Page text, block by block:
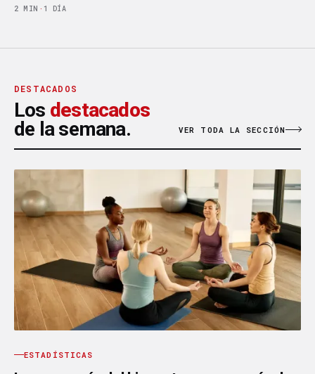
2 MIN · 1 DÍA
DESTACADOS
Los destacados
de la semana.
VER TODA LA SECCIÓN
ESTADÍSTICAS